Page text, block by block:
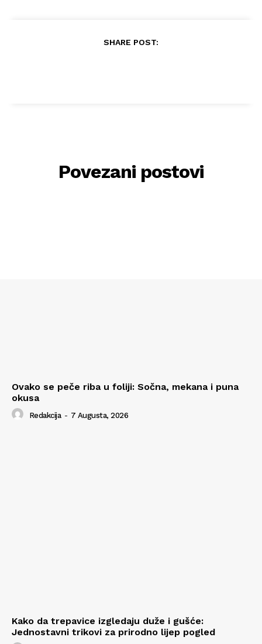
SHARE POST:
Povezani postovi
Ovako se peče riba u foliji: Sočna, mekana i puna
okusa
Redakcija - 7 Augusta, 2026
Kako da trepavice izgledaju duže i gušće:
Jednostavni trikovi za prirodno lijep pogled